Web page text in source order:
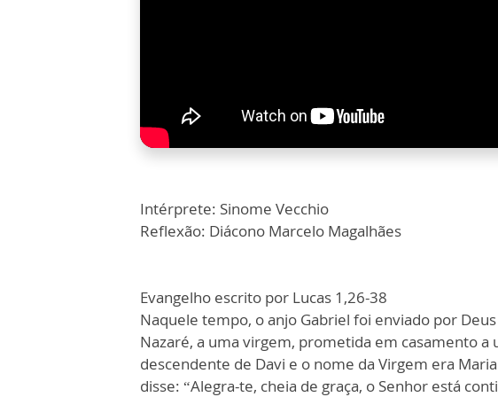
Intérprete: Sinome Vecchio
Reflexão: Diácono Marcelo Magalhães
Evangelho escrito por Lucas 1,26-38
Naquele tempo, o anjo Gabriel foi enviado por
Nazaré, a uma virgem, prometida em casamento a
descendente de Davi e o nome da Virgem era
disse: “Alegra-te, cheia de graça, o Senhor está